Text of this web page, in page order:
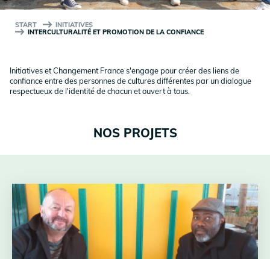
START
INITIATIVES
INTERCULTURALITÉ ET PROMOTION DE LA CONFIANCE
Initiatives et Changement France s'engage pour créer des liens de
confiance entre des personnes de cultures différentes par un dialogue
respectueux de l'identité de chacun et ouvert à tous.
NOS PROJETS